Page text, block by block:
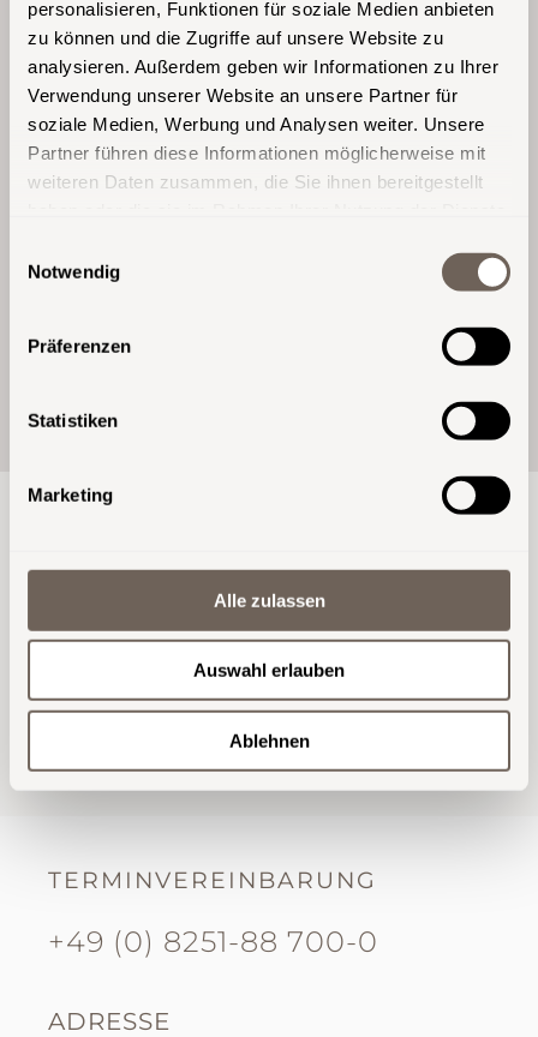
personalisieren, Funktionen für soziale Medien anbieten
zu können und die Zugriffe auf unsere Website zu
analysieren. Außerdem geben wir Informationen zu Ihrer
Verwendung unserer Website an unsere Partner für
soziale Medien, Werbung und Analysen weiter. Unsere
Partner führen diese Informationen möglicherweise mit
weiteren Daten zusammen, die Sie ihnen bereitgestellt
Notwendig
Präferenzen
Statistiken
Marketing
Alle zulassen
Auswahl erlauben
Ablehnen
Gern erarbeiten wir auch für jede noch
so herausfordernde Raumgegebenheit
zahlreiche, immer noch etwas bessere
Ideen. Diese kleinen Details mit der
großen Funktions- oder Designwirkung,
die den entscheidenden Unterschied
FOLGEN SIE UNS AUF INSTAGRAM.
TERMINVEREINBARUNG
+49 (0) 8251-88 700-0
ADRESSE